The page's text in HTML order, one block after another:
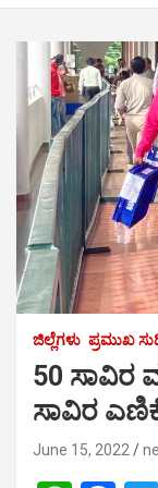
ಜಿಲ್ಲೆಗಳು ಪ್ರಮುಖ
50 ಸಾವಿರ
ಸಾವಿರ
June 15, 2022